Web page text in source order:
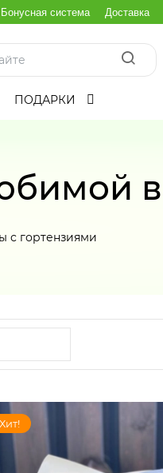
Бонусная система Доставка
ПОДАРКИ
с гортензиями
Хит!